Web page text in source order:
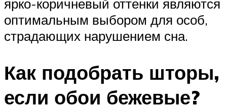
ярко-коричневый оттенки являются
оптимальным выбором для особ,
страдающих нарушением сна.
Как подобрать шторы,
если обои бежевые?